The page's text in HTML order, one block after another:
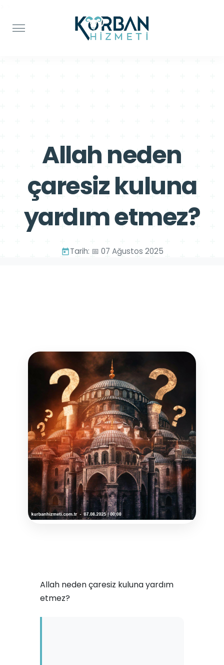
Allah neden
çaresiz kuluna
yardım etmez?
Tarih: 📅 07 Ağustos 2025
Allah neden çaresiz kuluna yardım
etmez?